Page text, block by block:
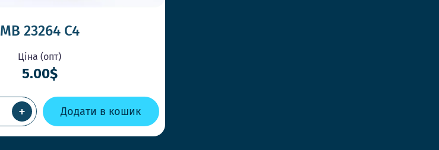
MB 23264 C4
Ціна (опт)
5.00$
+ Додати в кошик